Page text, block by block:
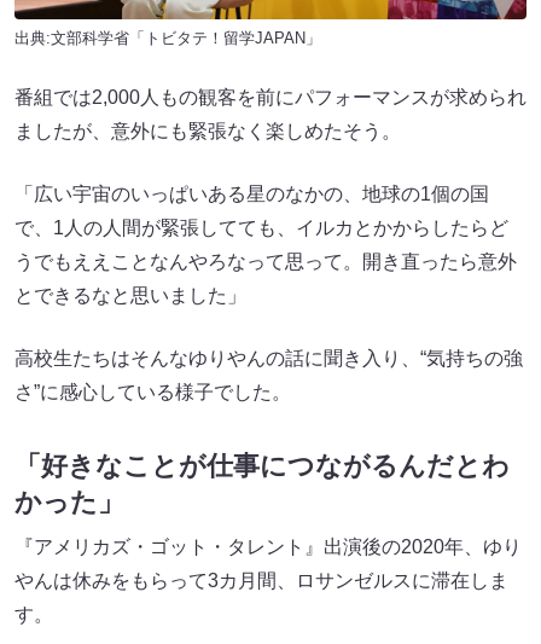
出典:文部科学省「トビタテ！留学JAPAN」
番組では2,000人もの観客を前にパフォーマンスが求められ
ましたが、意外にも緊張なく楽しめたそう。
「広い宇宙のいっぱいある星のなかの、地球の1個の国
で、1人の人間が緊張してても、イルカとかからしたらど
うでもええことなんやろなって思って。開き直ったら意外
とできるなと思いました」
高校生たちはそんなゆりやんの話に聞き入り、“気持ちの強
さ”に感心している様子でした。
「好きなことが仕事につながるんだとわ
かった」
『アメリカズ・ゴット・タレント』出演後の2020年、ゆり
やんは休みをもらって3カ月間、ロサンゼルスに滞在しま
す。